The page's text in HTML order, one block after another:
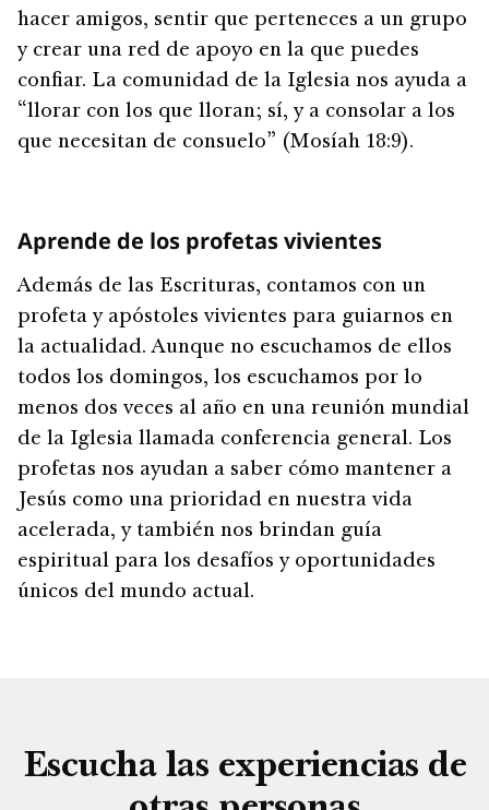
hacer amigos, sentir que perteneces a un grupo
y crear una red de apoyo en la que puedes
confiar. La comunidad de la Iglesia nos ayuda a
“llorar con los que lloran; sí, y a consolar a los
que necesitan de consuelo” (Mosíah 18:9).
Aprende de los profetas vivientes
Además de las Escrituras, contamos con un
profeta y apóstoles vivientes para guiarnos en
la actualidad. Aunque no escuchamos de ellos
todos los domingos, los escuchamos por lo
menos dos veces al año en una reunión mundial
de la Iglesia llamada conferencia general. Los
profetas nos ayudan a saber cómo mantener a
Jesús como una prioridad en nuestra vida
acelerada, y también nos brindan guía
espiritual para los desafíos y oportunidades
únicos del mundo actual.
Escucha las experiencias de